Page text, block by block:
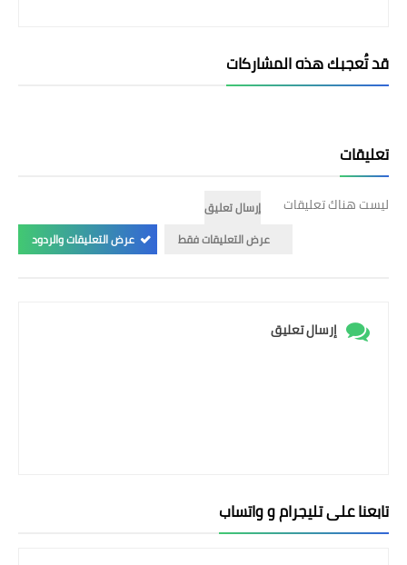
قد تُعجبك هذه المشاركات
تعليقات
ليست هناك تعليقات
إرسال تعليق
عرض التعليقات فقط
عرض التعليقات والردود
إرسال تعليق
تابعنا على تليجرام و واتساب